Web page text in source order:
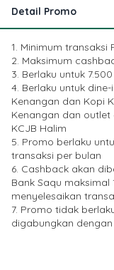
Detail Promo
1. Minimum transaksi
2. Maksimum
3. Berlaku untuk
4. Berlaku untuk
Kenangan dan Kopi
Kenangan dan outlet
KCJB Halim
5. Promo berlaku
transaksi per bulan
6. Cashback akan
Bank Saqu maksimal
menyelesaikan
7. Promo tidak
digabungkan